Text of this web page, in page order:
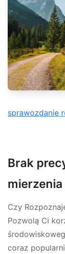
sprawozdanie
Brak
mierzenia
Czy
Pozwolą Ci
coraz